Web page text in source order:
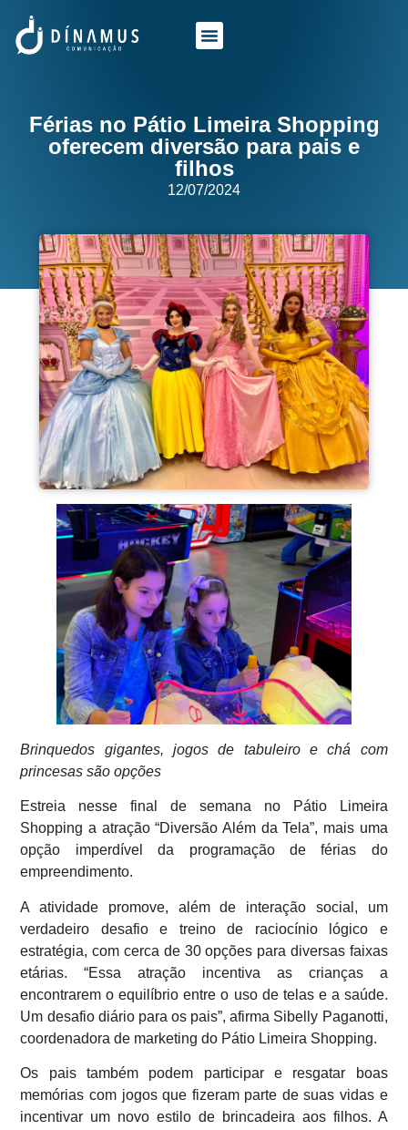
Férias no Pátio Limeira Shopping
oferecem diversão para pais e
filhos
12/07/2024
Brinquedos gigantes, jogos de tabuleiro e chá com
princesas são opções
Estreia nesse final de semana no Pátio Limeira
Shopping a atração “Diversão Além da Tela”, mais uma
opção imperdível da programação de férias do
empreendimento.
A atividade promove, além de interação social, um
verdadeiro desafio e treino de raciocínio lógico e
estratégia, com cerca de 30 opções para diversas faixas
etárias. “Essa atração incentiva as crianças a
encontrarem o equilíbrio entre o uso de telas e a saúde.
Um desafio diário para os pais”, afirma Sibelly Paganotti,
coordenadora de marketing do Pátio Limeira Shopping.
Os pais também podem participar e resgatar boas
memórias com jogos que fizeram parte de suas vidas e
incentivar um novo estilo de brincadeira aos filhos. A